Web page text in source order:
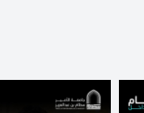
الصورة